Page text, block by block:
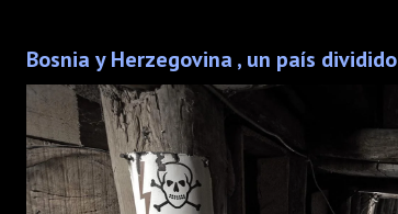
Bosnia y Herzegovina , un país dividido